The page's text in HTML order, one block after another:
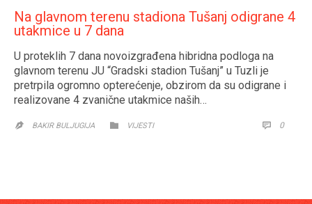
Na glavnom terenu stadiona Tušanj odigrane 4
utakmice u 7 dana
U proteklih 7 dana novoizgrađena hibridna podloga na
glavnom terenu JU “Gradski stadion Tušanj” u Tuzli je
pretrpila ogromno opterećenje, obzirom da su odigrane i
realizovane 4 zvanične utakmice naših…
 BAKIR BULJUGIJA  CATEGORY
VIJESTI  0